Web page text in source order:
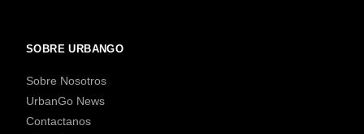
SOBRE URBANGO
Sobre Nosotros
UrbanGo News
Contactanos